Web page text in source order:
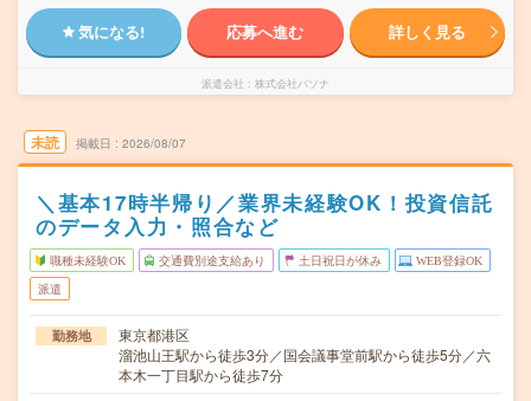
気になる! 応募へ進む 詳しく見る
派遣会社 株式会社パソナ
未読 掲載日 2026/08/07
＼基本17時半帰り／業界未経験OK！投資信託
のデータ入力・照合など
職種未経験OK 交通費別途支給あり 土日祝日が休み WEB登録OK
派遣
勤務地
東京都港区
溜池山王駅から徒歩3分／国会議事堂前駅から徒歩5分／六
本木一丁目駅から徒歩7分